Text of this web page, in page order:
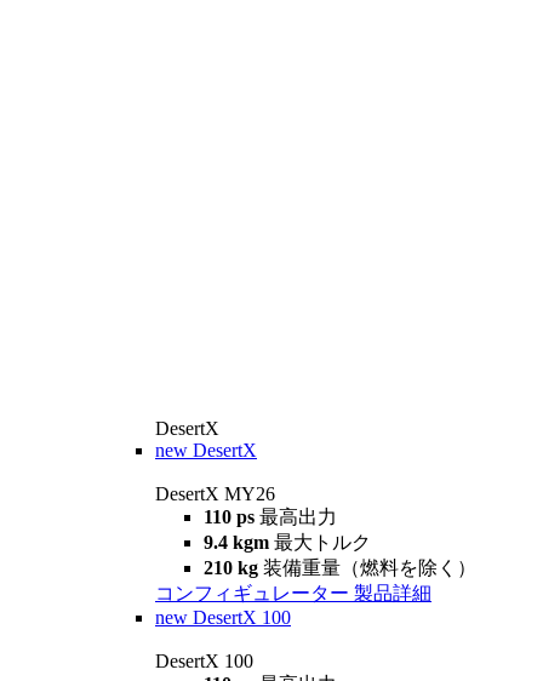
DesertX
new DesertX
DesertX MY26
110 ps 最高出力
9.4 kgm 最大トルク
210 kg 装備重量（燃料を除く）
コンフィギュレーター 製品詳細
new DesertX 100
DesertX 100